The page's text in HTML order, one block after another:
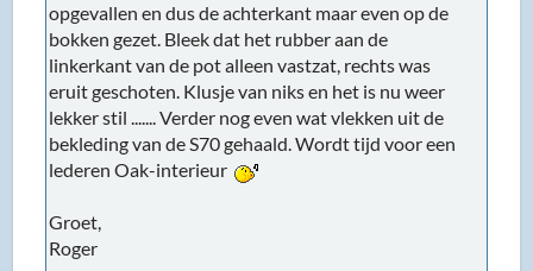
opgevallen en dus de achterkant maar even op de
bokken gezet. Bleek dat het rubber aan de
linkerkant van de pot alleen vastzat, rechts was
eruit geschoten. Klusje van niks en het is nu weer
lekker stil ....... Verder nog even wat vlekken uit de
bekleding van de S70 gehaald. Wordt tijd voor een
lederen Oak-interieur
Groet,
Roger